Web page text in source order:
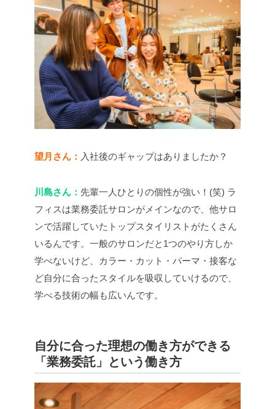
望月さん： 入社後のギャップはありましたか？
川島さん： 先輩一人ひとりの個性が強い！(笑) ラ
フィスは業務委託サロンがメインなので、他サロ
ンで活躍していたトップスタイリストがたくさん
いるんです。一般のサロンだと1つのやり方しか
学べないけど、カラー・カット・パーマ・接客な
ど自分に合ったスタイルを吸収していけるので、
学べる技術の幅も広いんです。
自分に合った理想の働き方ができる
「業務委託」という働き方